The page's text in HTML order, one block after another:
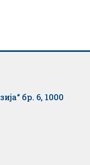
бр. 6, 1000